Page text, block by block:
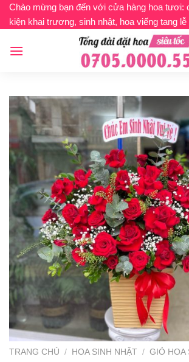
Bỏ
qua
dung
Chào mừng bạn đến với cửa hàng hoa tươi:
kiện khai trương, sinh nhật, hoa viếng tang lễ
TRANG CHỦ / HOA SINH NHẬT / GIỎ HOA